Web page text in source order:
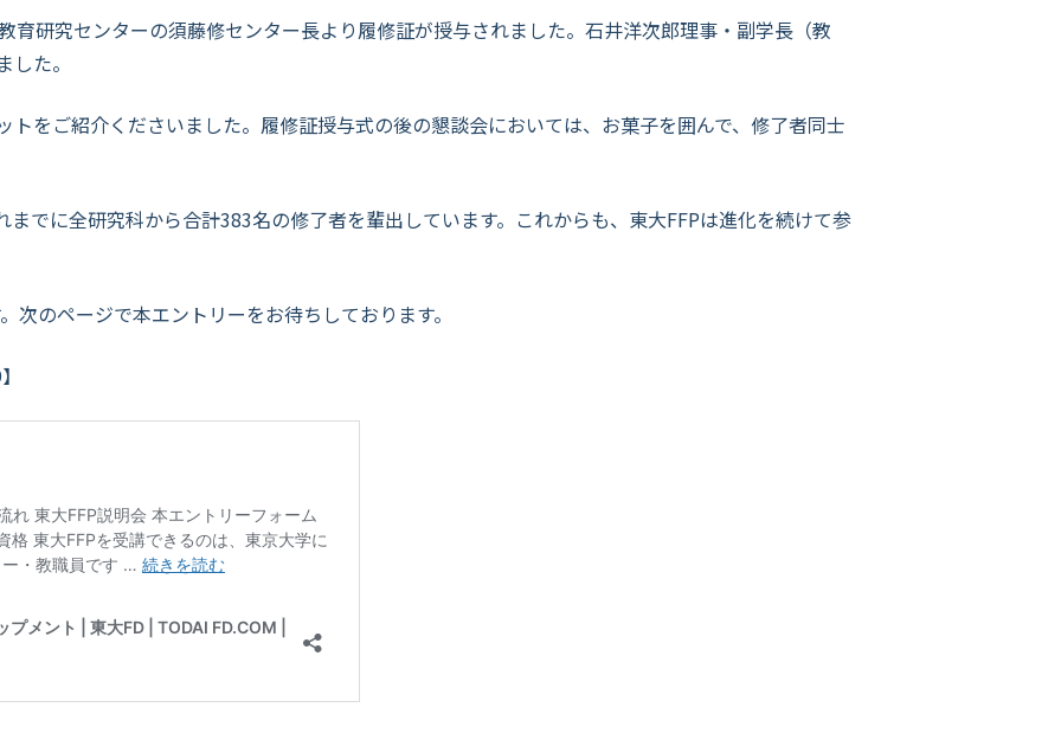
育研究センターの須藤修センター長より履修証が授与されました。石井洋次郎理事・副学長（教
た。
トをご紹介くださいました。履修証授与式の後の懇談会においては、お菓子を囲んで、修了者同士
でに全研究科から合計383名の修了者を輩出しています。これからも、東大FFPは進化を続けて参
次のページで本エントリーをお待ちしております。